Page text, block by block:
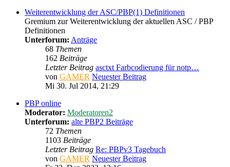
Weiterentwicklung der ASC/PBP(1) Definitionen
Gremium zur Weiterentwicklung der aktuellen ASC / PBP
Definitionen
Unterforum: Anträge
68 Themen
162 Beiträge
Letzter Beitrag asctxt Farbcodierung für notp…
von GAMER Neuester Beitrag
Mi 30. Jul 2014, 21:29
PBP online
Moderator: Moderatoren2
Unterforum: alte PBP2 Beiträge
72 Themen
1103 Beiträge
Letzter Beitrag Re: PBPv3 Tagebuch
von GAMER Neuester Beitrag